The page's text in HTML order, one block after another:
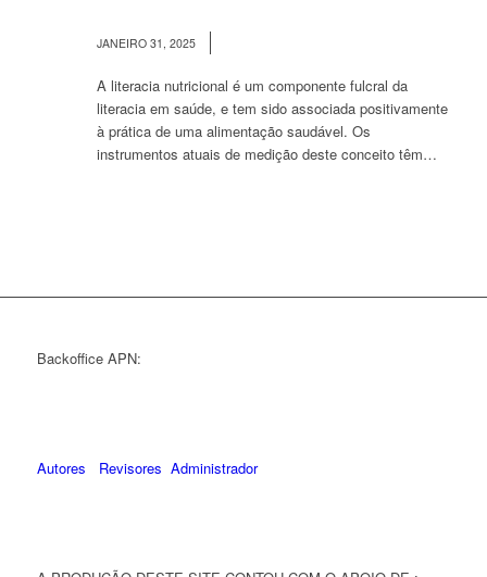
JANEIRO 31, 2025
A literacia nutricional é um componente fulcral da
literacia em saúde, e tem sido associada positivamente
à prática de uma alimentação saudável. Os
instrumentos atuais de medição deste conceito têm…
Backoffice APN:
Autores Revisores Administrador